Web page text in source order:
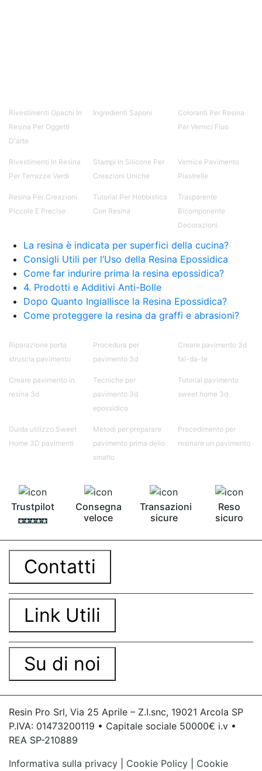
Rivestimenti Opachi In
Resina Per Oggetti
D'arte
Ingredienti Saponi
Coloranti Per Resina
Per Vernici Fluo
Rivestimenti In Resina
Per Terrazze Verdi
Stampi In Silicone Per
Creazioni Uniche
Vernice Pavimento
Piastrelle
Resina Per Creazioni
Piccole E Precise
Tutorial Per Hobbistica
Con Resina
Trasparente
Bicomponente
Decorazioni
La resina è indicata per superfici della cucina?
Consigli Utili per l’Uso della Resina Epossidica
Come far indurire prima la resina epossidica?
4. Prodotti e Additivi Anti-Bolle
Dopo Quanto Ingiallisce la Resina Epossidica?
Come proteggere la resina da graffi e abrasioni?
Riparazione porta
struscia pavimento
Procedura per
pavimento 3d
Creare pavimento 3d
fai-da-te
Creare pavimento in
resina 3d
Tecniche per
pavimento 3d
epossidico
Tutorial pavimento
sweet home 3d
Guida utilizzo Sweet
Home 3D pavimenti
Metodi per preparare
pavimento prima dello
smalto
Procedimento per
resinare un pavimento
Trustpilot
Consegna
veloce
Transazioni
sicure
Reso
sicuro
Contatti
Link Utili
Su di noi
Resin Pro Srl, Via 25 Aprile – Z.I.snc, 19021 Arcola SP
P.IVA: 01473200119 • Capitale sociale 50000€ i.v •
REA SP-210889
Informativa sulla privacy
Cookie Policy Cookie